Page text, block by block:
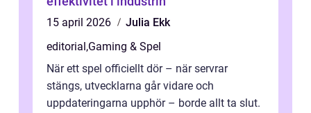
15 april 2026
Julia Ekk
editorial,Gaming & Spel
När ett spel officiellt dör – när servrar
stängs, utvecklarna går vidare och
uppdateringarna upphör – borde allt ta slut.